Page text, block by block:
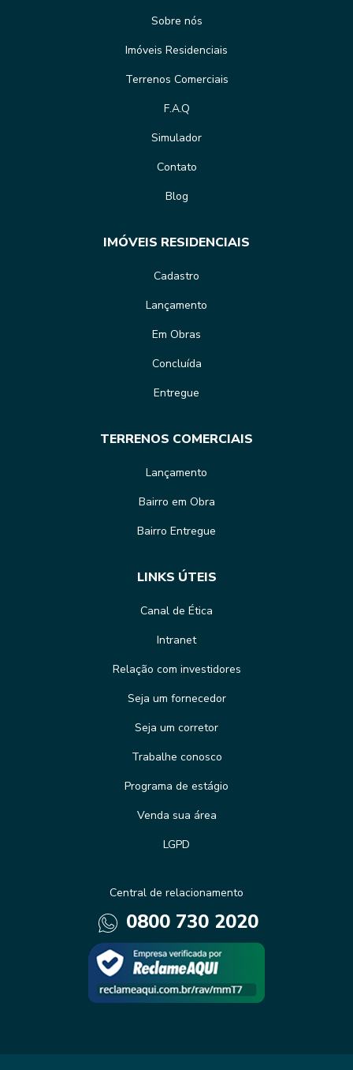
Sobre nós
Imóveis Residenciais
Terrenos Comerciais
F.A.Q
Simulador
Contato
Blog
IMÓVEIS RESIDENCIAIS
Cadastro
Lançamento
Em Obras
Concluída
Entregue
TERRENOS COMERCIAIS
Lançamento
Bairro em Obra
Bairro Entregue
LINKS ÚTEIS
Canal de Ética
Intranet
Relação com investidores
Seja um fornecedor
Seja um corretor
Trabalhe conosco
Programa de estágio
Venda sua área
LGPD
Central de relacionamento
0800 730 2020